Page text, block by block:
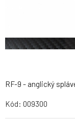
RF-9 - anglický
Kód: 009300